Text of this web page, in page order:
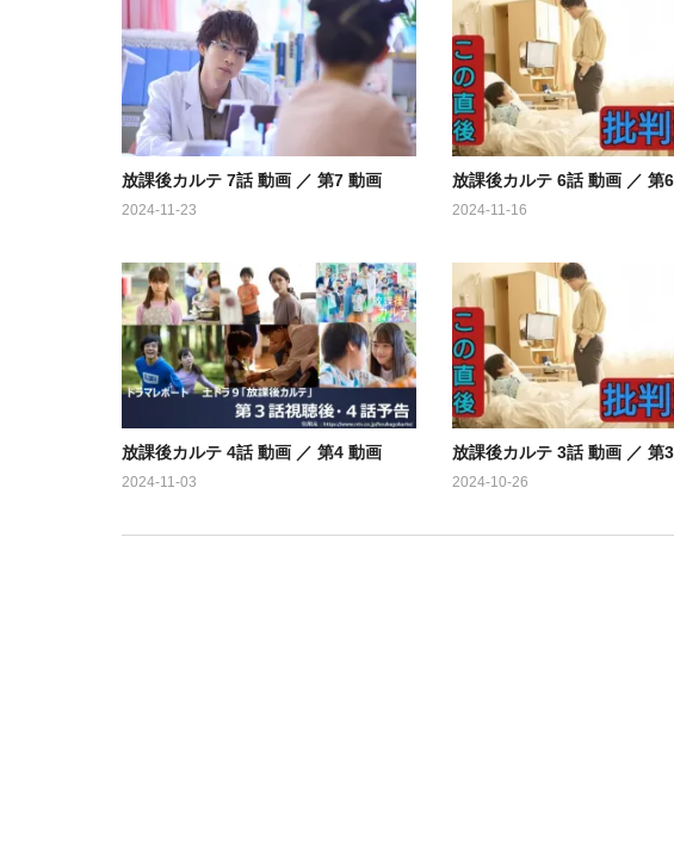
放課後カルテ 7話 動画 ／ 第7 動画
2024-11-23
放課後カルテ 6話 動画 ／ 第
2024-11-16
放課後カルテ 4話 動画 ／ 第4 動画
2024-11-03
放課後カルテ 3話 動画 ／ 第
2024-10-26